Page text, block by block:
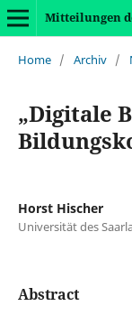
Mitteilungen
Home / Archiv /
„Digitale
Horst Hischer
Universität des
Abstract